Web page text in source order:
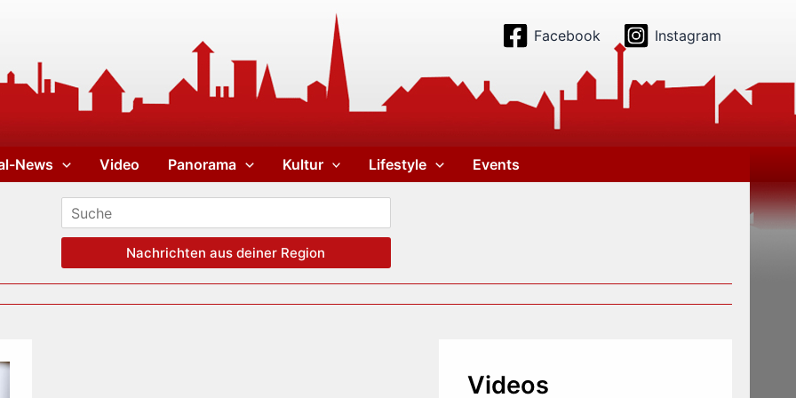
Facebook Instagram
News Video Panorama Kultur Lifestyle Events
Nachrichten aus deiner Region
Videos